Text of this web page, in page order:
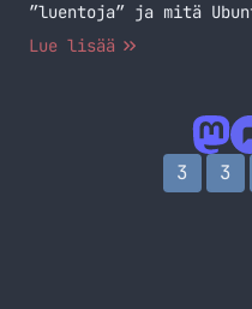
”luentoja” ja mitä
Aikoinaan kun oli
Lue lisää
3 3